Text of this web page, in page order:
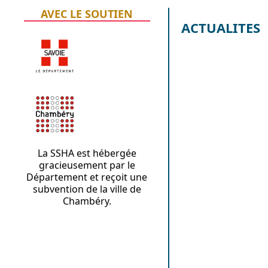
AVEC LE SOUTIEN
La SSHA est hébergée
gracieusement par le
Département et reçoit une
subvention de la ville de
Chambéry.
ACTUALITES